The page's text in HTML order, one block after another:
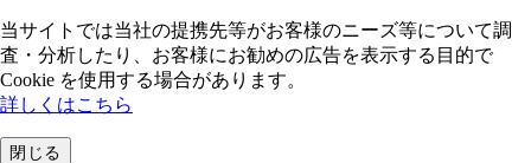
当サイトでは当社の提携先等がお客様のニーズ等について調
査・分析したり、お客様にお勧めの広告を表⽰する⽬的で
Cookie を使⽤する場合があります。
詳しくはこちら
閉じる